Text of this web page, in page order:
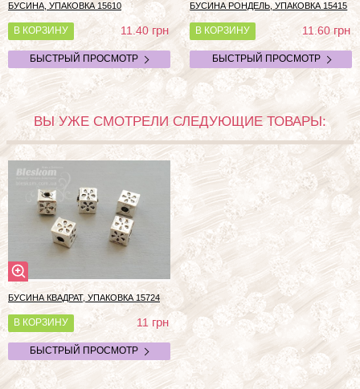
БУСИНА, УПАКОВКА 15610
В КОРЗИНУ 11.40грн
БЫСТРЫЙ ПРОСМОТР
БУСИНА РОНДЕЛЬ, УПАКОВКА 15415
В КОРЗИНУ 11.60грн
БЫСТРЫЙ ПРОСМОТР
ВЫ УЖЕ СМОТРЕЛИ СЛЕДУЮЩИЕ ТОВАРЫ:
БУСИНА КВАДРАТ, УПАКОВКА15724
В КОРЗИНУ 11 грн
БЫСТРЫЙ ПРОСМОТР